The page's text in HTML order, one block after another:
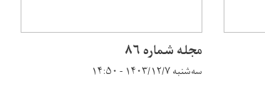
مجله شماره ۸۶
سه‌شنبه ۱۴۰۳/۱۲/۷ - ۱۴:۵۰